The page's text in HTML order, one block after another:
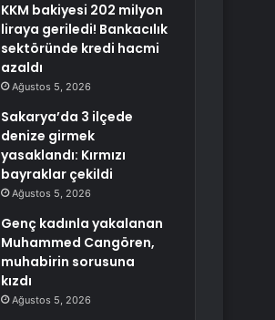
KKM bakiyesi 202 milyon
liraya geriledi! Bankacılık
sektöründe kredi hacmi
azaldı
Ağustos 5, 2026
Sakarya’da 3 ilçede
denize girmek
yasaklandı: Kırmızı
bayraklar çekildi
Ağustos 5, 2026
Genç kadınla yakalanan
Muhammed Cangören,
muhabirin sorusuna
kızdı
Ağustos 5, 2026